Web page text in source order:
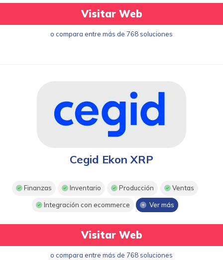
Visitar Web
o compara entre más de 768 soluciones
Cegid Ekon XRP
Finanzas Inventario Producción Ventas
Integración con ecommerce Ver más
Visitar Web
o compara entre más de 768 soluciones